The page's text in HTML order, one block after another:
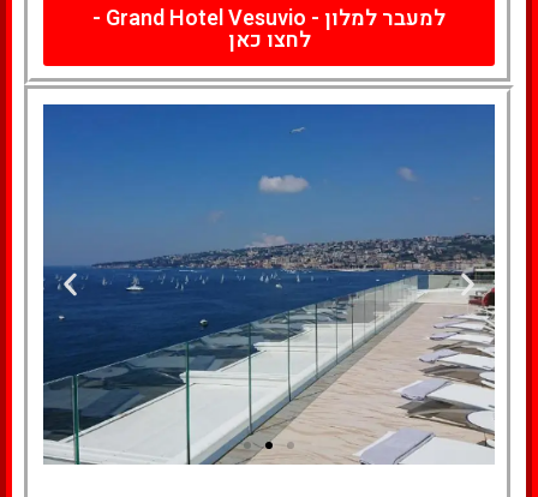
למעבר למלון - Grand Hotel Vesuvio -
לחצו כאן